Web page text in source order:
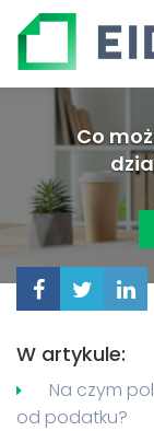
Co
W artykule:
Na czym
od podatku?